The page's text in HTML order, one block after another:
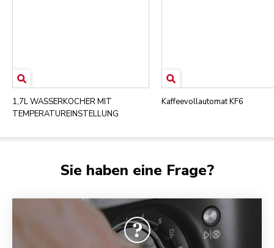
1,7L WASSERKOCHER MIT
TEMPERATUREINSTELLUNG
Kaffeevollautomat KF6
Sie haben eine Frage?